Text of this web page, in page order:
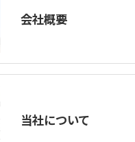
会社概要
当社について